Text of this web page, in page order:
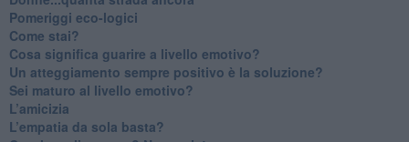
​Pomeriggi eco-logici
​Come stai?
Cosa significa guarire a livello emotivo?
​Un atteggiamento sempre positivo è la soluzione?
​Sei maturo al livello emotivo?
​L’amicizia
​L’empatia da sola basta?